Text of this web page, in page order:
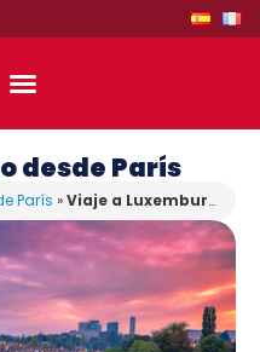
desde París
París »Viaje a Luxemburgo desde París